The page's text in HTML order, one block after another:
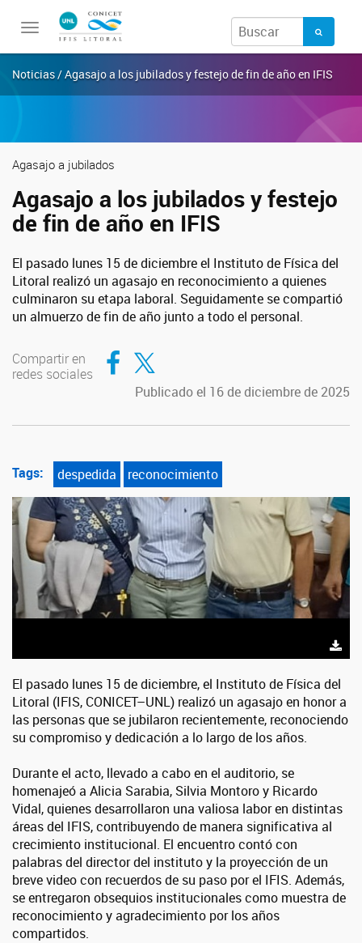
Toggle
Noticias / Agasajo a los jubilados y festejo de fin de año en IFIS
Agasajo a jubilados
Agasajo a los jubilados y festejo
de fin de año en IFIS
El pasado lunes 15 de diciembreel Instituto de Física del
Litoral realizó un agasajo en reconocimiento a quienes
culminaron su etapa laboral. Seguidamente se compartió
un almuerzo de fin de año junto a todo el personal.
Compartir en
redes sociales
Compartir en Facebook
Compartir en Twitter
Publicado el 16 de diciembre de 2025
Tags: despedida reconocimiento
El pasado lunes 15 de diciembre, el Instituto de Física del
Litoral (IFIS, CONICET–UNL) realizó un agasajo en honor a
las personas que se jubilaron recientemente, reconociendo
su compromiso y dedicación a lo largo de los años.
Durante el acto, llevado a cabo en el auditorio, se
homenajeó a Alicia Sarabia, Silvia Montoro y Ricardo
Vidal, quienes desarrollaron una valiosa labor en distintas
áreas del IFIS, contribuyendo de manera significativa al
crecimiento institucional. El encuentro contó con
palabras del director del instituto y la proyección de un
breve video con recuerdos de su paso por el IFIS. Además,
se entregaron obsequios institucionales como muestra de
reconocimiento y agradecimiento por los años
compartidos.